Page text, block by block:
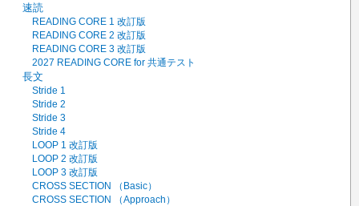
速読
READING CORE 1 改訂版
READING CORE 2 改訂版
READING CORE 3 改訂版
2027 READING CORE for 共通テスト
長文
Stride 1
Stride 2
Stride 3
Stride 4
LOOP 1 改訂版
LOOP 2 改訂版
LOOP 3 改訂版
CROSS SECTION （Basic）
CROSS SECTION （Approach）